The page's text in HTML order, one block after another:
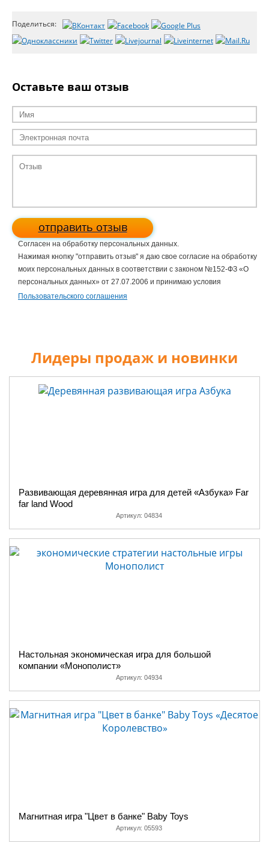
Поделиться:
Оставьте ваш отзыв
отправить отзыв
Согласен на обработку персональных данных.
Нажимая кнопку "отправить отзыв" я даю свое согласие на обработку
моих персональных данных в соответствии с законом №152-ФЗ «О
персональных данных» от 27.07.2006 и принимаю условия
Пользовательского соглашения
Лидеры продаж и новинки
Развивающая деревянная игра для детей «Азбука» Far
far land Wood
Артикул: 04834
Настольная экономическая игра для большой
компании «Монополист»
Артикул: 04934
Магнитная игра "Цвет в банке" Baby Toys
Артикул: 05593